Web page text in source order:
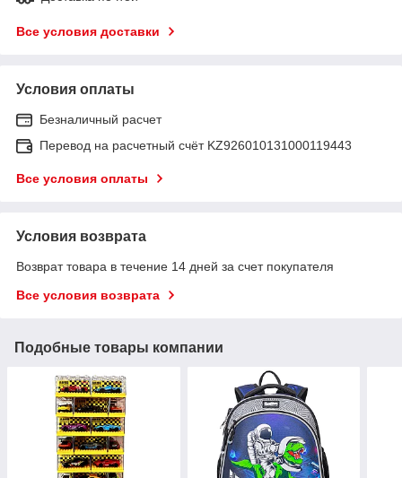
Все условия доставки
Условия оплаты
Безналичный расчет
Перевод на расчетный счёт KZ926010131000119443
Все условия оплаты
Условия возврата
Возврат товара в течение 14 дней за счет покупателя
Все условия возврата
Подобные товары компании